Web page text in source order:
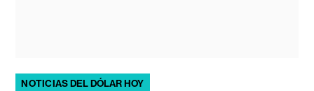
NOTICIAS DEL DÓLAR HOY